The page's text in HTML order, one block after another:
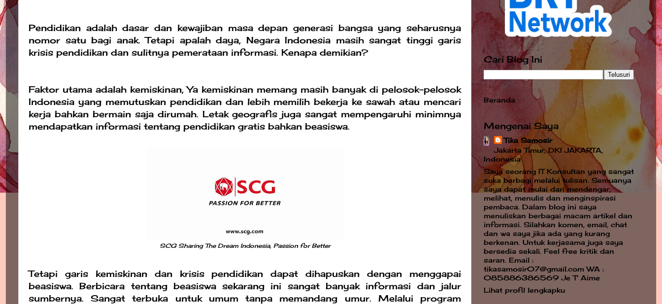
Pendidikan adalah dasar dan kewajiban masa depan generasi bangsa yang seharusnya
nomor satu bagi anak. Tetapi apalah daya, Negara Indonesia masih sangat tinggi garis
krisis pendidikan dan sulitnya pemerataan informasi. Kenapa demikian?
Faktor utama adalah kemiskinan, Ya kemiskinan memang masih banyak di pelosok-pelosok
Indonesia yang memutuskan pendidikan dan lebih memilih bekerja ke sawah atau mencari
kerja bahkan bermain saja dirumah. Letak geografis juga sangat mempengaruhi minimnya
mendapatkan informasi tentang pendidikan gratis bahkan beasiswa.
SCG Sharing The Dream Indonesia, Passion for Better
Tetapi garis kemiskinan dan krisis pendidikan dapat dihapuskan dengan menggapai
beasiswa. Berbicara tentang beasiswa sekarang ini sangat banyak informasi dan jalur
sumbernya. Sangat terbuka untuk umum tanpa memandang umur. Melalui program
Cari Blog Ini
Beranda
Mengenai Saya
Tika Samosir
Jakarta Timur, DKI JAKARTA,
Indonesia
Saya seorang IT Konsultan yang sangat
suka berbagi melalui tulisan. Semuanya
saya dapat mulai dari mendengar,
melihat, menulis dan menginspirasi
pembaca. Dalam blog ini saya
menuliskan berbagai macam artikel dan
informasi. Silahkan komen, email, chat
dan wa saya jika ada yang kurang
berkenan. Untuk kerjasama juga saya
bersedia sekali. Feel free kritik dan
saran. Email :
tikasamosir07@gmail.com WA :
085886386569 Je T' Aime
Lihat profil lengkapku